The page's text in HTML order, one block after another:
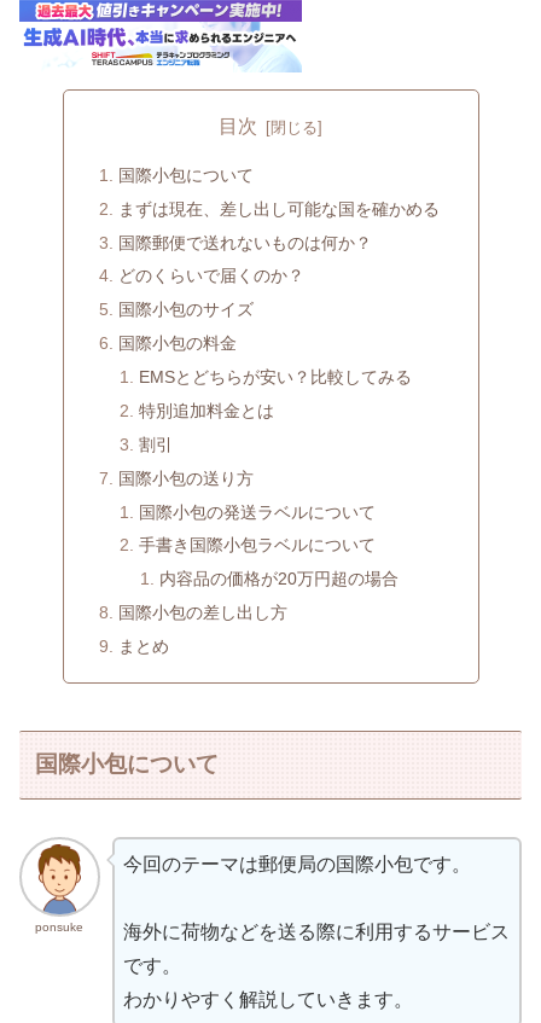
目次
国際小包について
まずは現在、差し出し可能な国を確かめる
国際郵便で送れないものは何か？
どのくらいで届くのか？
国際小包のサイズ
国際小包の料金
EMSとどちらが安い？比較してみる
特別追加料金とは
割引
国際小包の送り方
国際小包の発送ラベルについて
手書き国際小包ラベルについて
内容品の価格が20万円超の場合
国際小包の差し出し方
まとめ
国際小包について
ponsuke
今回のテーマは郵便局の国際小包です。
海外に荷物などを送る際に利用するサービス
です。
わかりやすく解説していきます。